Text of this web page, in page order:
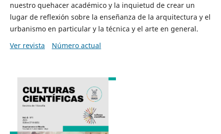
nuestro quehacer académico y la inquietud de crear un
lugar de reflexión sobre la enseñanza de la arquitectura y el
urbanismo en particular y la técnica y el arte en general.
Ver revista
Número actual